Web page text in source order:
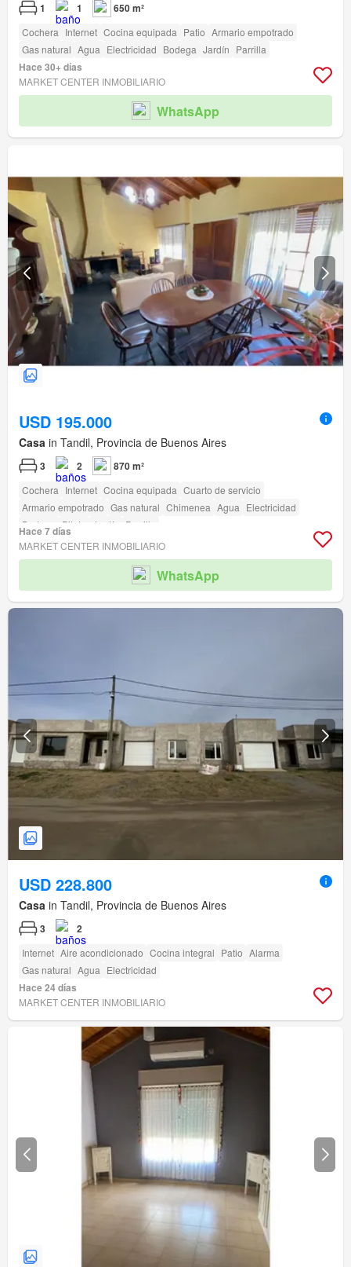
1 1 650 m²
Cochera Internet Cocina equipada Patio Armario empotrado
Gas natural Agua Electricidad Bodega Jardín Parrilla
Hace 30+ días
MARKET CENTER INMOBILIARIO
WhatsApp
USD 195.000
Casa in Tandil, Provincia de Buenos Aires
3 2 870 m²
Cochera Internet Cocina equipada Cuarto de servicio
Armario empotrado Gas natural Chimenea Agua Electricidad
Bodega
Pileta Jardín Parrilla
Hace 7 días
MARKET CENTER INMOBILIARIO
WhatsApp
USD 228.800
Casa in Tandil, Provincia de Buenos Aires
3 2
Internet Aire acondicionado Cocina integral Patio Alarma
Gas natural Agua Electricidad
Hace 24 días
MARKET CENTER INMOBILIARIO